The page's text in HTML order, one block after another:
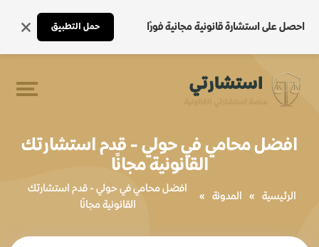
احصل على استشارة قانونية مجانية فورًا حمل التطبيق
افضل محامي في حولي - قدم استشارتك
القانونية مجانًا
الرئيسية » المدونة »
افضل محامي في حولي - قدم استشارتك
القانونية مجانًا